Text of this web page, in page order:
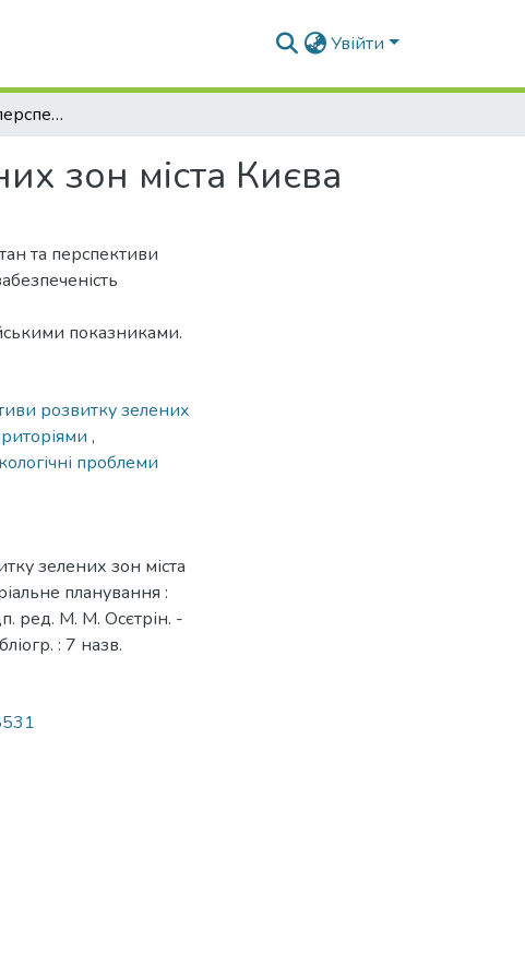
Увійти
Сучасний стан та перспективи розвитку зелених зон міста Києва
зон міста Києва
та перспективи
показниками.
розвитку зелених
,
проблеми
зелених зон міста
планування :
ред. М. М. Осєтрін. -
: 7 назв.